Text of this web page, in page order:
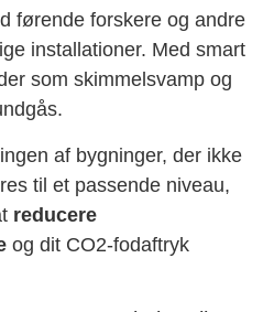
førende forskere og andre
installationer. Med smart
som skimmelsvamp og
af bygninger, der ikke
til et passende niveau,
reducere
og dit CO2-fodaftryk